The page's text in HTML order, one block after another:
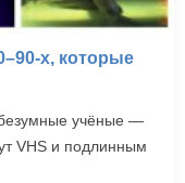
х, которые
учёные —
VHS и подлинным